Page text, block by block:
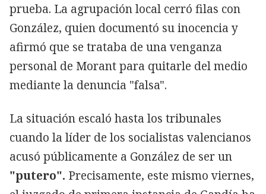
prueba. La agrupación local cerró filas con
González, quien documentó su inocencia y
afirmó que se trataba de una venganza
personal de Morant para quitarle del medio
mediante la denuncia "falsa".
La situación escaló hasta los tribunales
cuando la líder de los socialistas valencianos
acusó públicamente a González de ser un
"putero". Precisamente, este mismo viernes,